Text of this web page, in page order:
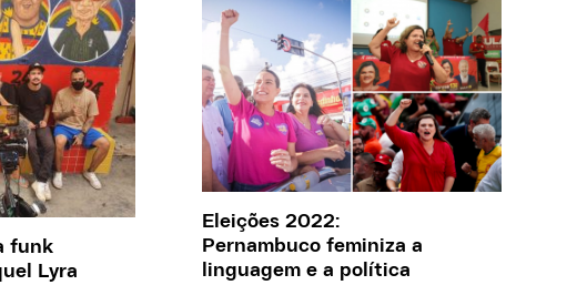
funk
Lyra
Eleições 2022:
Pernambuco feminiza a
linguagem e a política